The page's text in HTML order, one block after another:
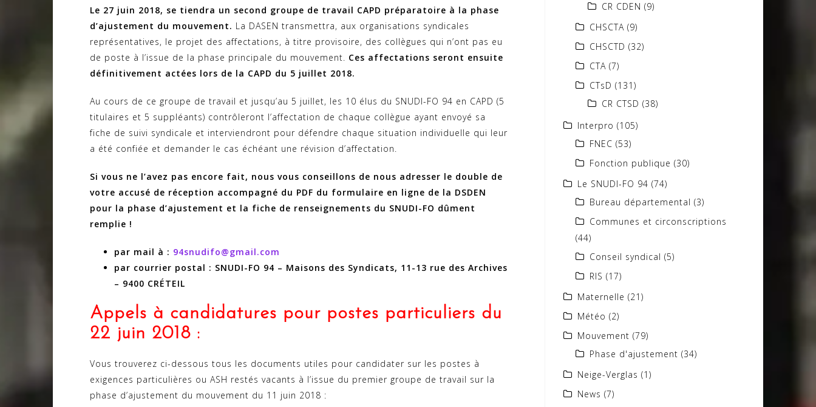
Le 27 juin 2018, se tiendra un second groupe de travail CAPD préparatoire à la phase
d’ajustement du mouvement. La DASEN transmettra, aux organisations syndicales
représentatives, le projet des affectations, à titre provisoire, des collègues qui n’ont pas eu
de poste à l’issue de la phase principale du mouvement. Ces affectations seront ensuite
définitivement actées lors de la CAPD du 5 juillet 2018.
Au cours de ce groupe de travail et jusqu’au 5 juillet, les 10 élus du SNUDI-FO 94 en CAPD (5
titulaires et 5 suppléants) contrôleront l’affectation de chaque collègue ayant envoyé sa
fiche de suivi syndicale et interviendront pour défendre chaque situation individuelle qui leur
a été confiée et demander le cas échéant une révision d’affectation.
Si vous ne l’avez pas encore fait, nous vous conseillons de nous adresser le double de
votre accusé de réception accompagné du PDF du formulaire en ligne de la DSDEN
pour la phase d’ajustement et la fiche de renseignements du SNUDI-FO dûment
remplie !
par mail à : 94snudifo@gmail.com
par courrier postal : SNUDI-FO 94 – Maisons des Syndicats, 11-13 rue des Archives
– 9400 CRÉTEIL
Appels à candidatures pour postes particuliers du
22 juin 2018 :
Vous trouverez ci-dessous tous les documents utiles pour candidater sur les postes à
exigences particulières ou ASH restés vacants à l’issue du premier groupe de travail sur la
phase d’ajustement du mouvement du 11 juin 2018 :
CR CDEN (9)
CHSCTA (9)
CHSCTD (32)
CTA (7)
CTsD (131)
CR CTSD (38)
Interpro (105)
FNEC (53)
Fonction publique (30)
Le SNUDI-FO 94 (74)
Bureau départemental (3)
Communes et circonscriptions
(44)
Conseil syndical (5)
RIS (17)
Maternelle (21)
Météo (2)
Mouvement (79)
Phase d'ajustement (34)
Neige-Verglas (1)
News (7)